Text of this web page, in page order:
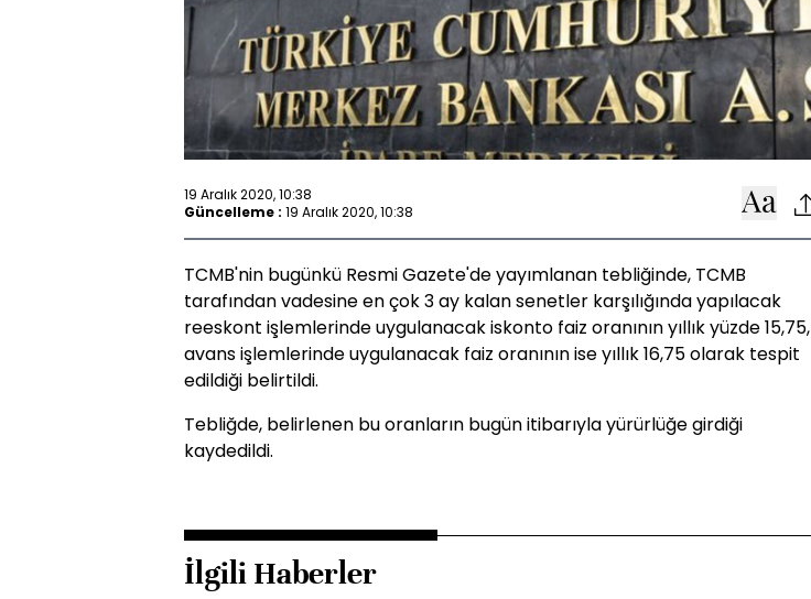
19 Aralık 2020, 10:38
Güncelleme : 19 Aralık 2020, 10:38
TCMB'nin bugünkü Resmi Gazete'de yayımlanan tebliğinde, TCMB
tarafından vadesine en çok 3 ay kalan senetler karşılığında yapılacak
reeskont işlemlerinde uygulanacak iskonto faiz oranının yıllık yüzde 15,75,
avans işlemlerinde uygulanacak faiz oranının ise yıllık 16,75 olarak tespit
edildiği belirtildi.
Tebliğde, belirlenen bu oranların bugün itibarıyla yürürlüğe girdiği
kaydedildi.
İlgili Haberler